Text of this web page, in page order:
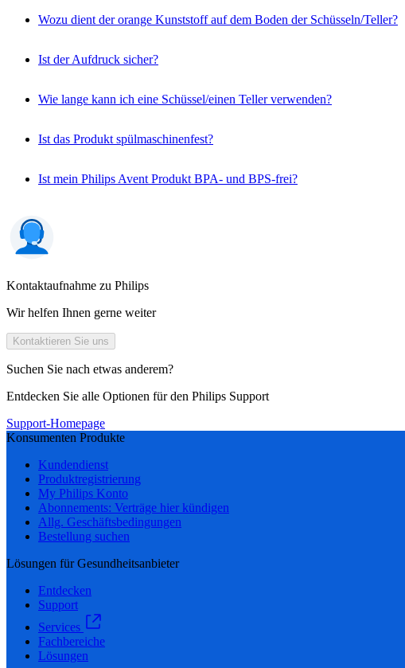
Wozu dient der orange Kunststoff auf dem Boden der Schüsseln/Teller?
Ist der Aufdruck sicher?
Wie lange kann ich eine Schüssel/einen Teller verwenden?
Ist das Produkt spülmaschinenfest?
Ist mein Philips Avent Produkt BPA- und BPS-frei?
Kontaktaufnahme zu Philips
Wir helfen Ihnen gerne weiter
Kontaktieren Sie uns
Suchen Sie nach etwas anderem?
Entdecken Sie alle Optionen für den Philips Support
Support-Homepage
Konsumenten Produkte
Kundendienst
Produktregistrierung
My Philips Konto
Abonnements: Verträge hier kündigen
Allg. Geschäftsbedingungen
Bestellung suchen
Lösungen für Gesundheitsanbieter
Entdecken
Support
Services
Fachbereiche
Lösungen